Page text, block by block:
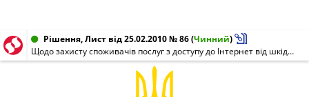
Рішення, Лист від 25.02.2010 № 86(Чинний)
Щодо захисту споживачів послуг з доступу до Інтернет від шкідливих програм